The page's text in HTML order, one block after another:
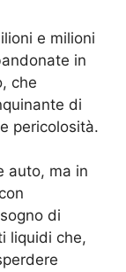
e milioni
in
che
di
pericolosità.
auto, ma in
di
liquidi che,